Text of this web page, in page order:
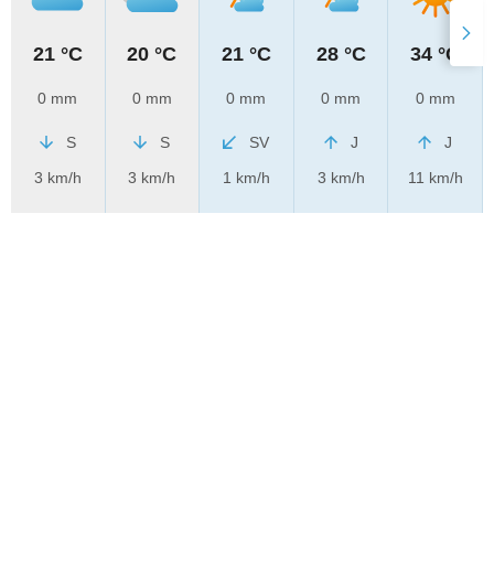
21 °C
0 mm
S
3 km/h
20 °C
0 mm
S
3 km/h
21 °C
0 mm
SV
1 km/h
28 °C
0 mm
J
3 km/h
34 °C
0 mm
J
11 km/h